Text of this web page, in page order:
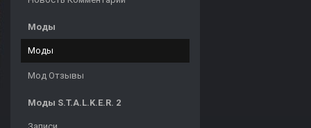
Моды
Моды
Мод Отзывы
Моды S.T.A.L.K.E.R. 2